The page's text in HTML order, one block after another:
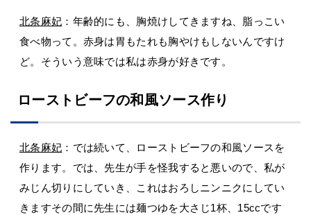
北条麻妃 ：年齢的にも、胸焼けしてきますね、脂っこい
食べ物って。赤身は胃もたれも胸やけもしないんですけ
ど。そういう意味では私は赤身が好きです。
ローストビーフの和風ソース作り
北条麻妃 ：では続いて、ローストビーフの和風ソースを
作ります。では、先生が手を怪我すると悪いので、私が
みじん切りにしていき、これはおろしニンニクにしてい
きますその間に先生には麺つゆを大さじ1杯、15ccです